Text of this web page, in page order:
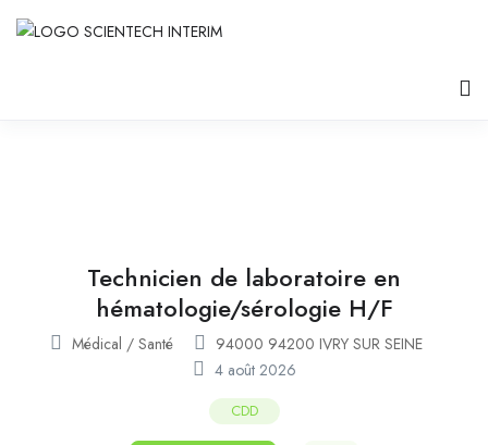
Technicien de laboratoire en
hématologie/sérologie H/F
Médical / Santé
94000 94200 IVRY SUR SEINE
4 août 2026
CDD